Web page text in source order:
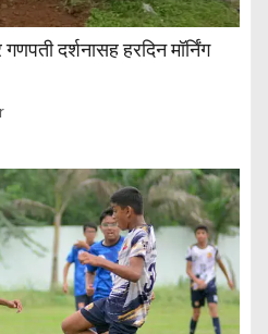
दर्शनासह हरदिन मॉर्निंग